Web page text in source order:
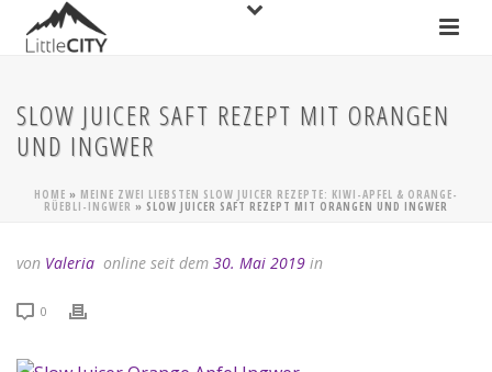
SLOW JUICER SAFT REZEPT MIT ORANGEN
UND INGWER
HOME » MEINE ZWEI LIEBSTEN SLOW JUICER REZEPTE: KIWI-APFEL & ORANGE-
RÜEBLI-INGWER » SLOW JUICER SAFT REZEPT MIT ORANGEN UND INGWER
von Valeria online seit dem 30. Mai 2019 in
0